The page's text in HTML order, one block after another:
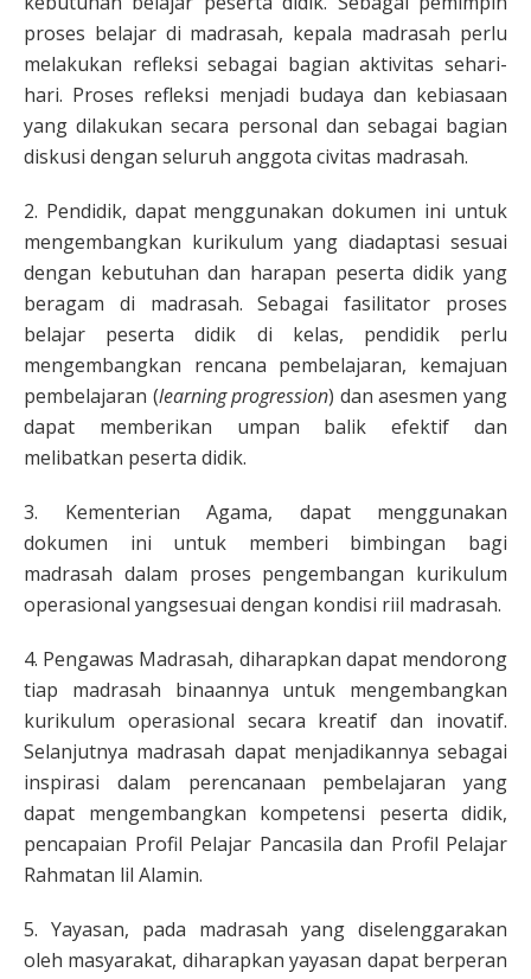
proses belajar di madrasah, kepala madrasah perlu
melakukan refleksi sebagai bagian aktivitas sehari-
hari. Proses refleksi menjadi budaya dan kebiasaan
yang dilakukan secara personal dan sebagai bagian
diskusi dengan seluruh anggota civitas madrasah.
2. Pendidik, dapat menggunakan dokumen ini untuk
mengembangkan kurikulum yang diadaptasi sesuai
dengan kebutuhan dan harapan peserta didik yang
beragam di madrasah. Sebagai fasilitator proses
belajar peserta didik di kelas, pendidik perlu
mengembangkan rencana pembelajaran, kemajuan
pembelajaran (learning progression) dan asesmen yang
dapat memberikan umpan balik efektif dan
melibatkan peserta didik.
3. Kementerian Agama, dapat menggunakan
dokumen ini untuk memberi bimbingan bagi
madrasah dalam proses pengembangan kurikulum
operasional yangsesuai dengan kondisi riil madrasah.
4. Pengawas Madrasah, diharapkan dapat mendorong
tiap madrasah binaannya untuk mengembangkan
kurikulum operasional secara kreatif dan inovatif.
Selanjutnya madrasah dapat menjadikannya sebagai
inspirasi dalam perencanaan pembelajaran yang
dapat mengembangkan kompetensi peserta didik,
pencapaian Profil Pelajar Pancasila dan Profil Pelajar
Rahmatan lil Alamin.
5. Yayasan, pada madrasah yang diselenggarakan
oleh masyarakat, diharapkan yayasan dapat berperan